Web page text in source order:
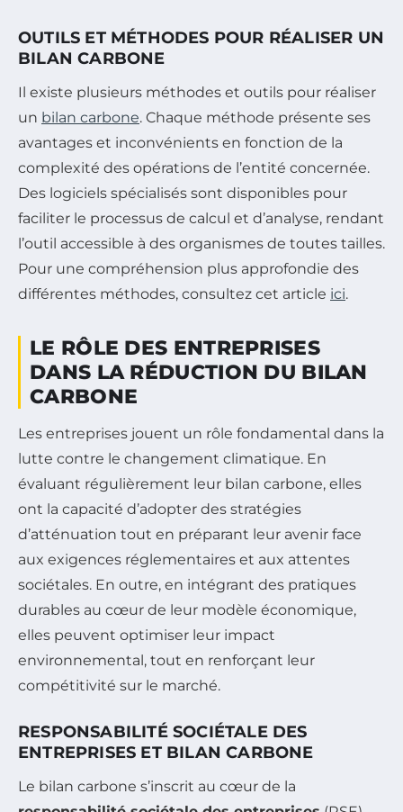
OUTILS ET MÉTHODES POUR RÉALISER UN
BILAN CARBONE
Il existe plusieurs méthodes et outils pour réaliser
un bilan carbone. Chaque méthode présente ses
avantages et inconvénients en fonction de la
complexité des opérations de l’entité concernée.
Des logiciels spécialisés sont disponibles pour
faciliter le processus de calcul et d’analyse, rendant
l’outil accessible à des organismes de toutes tailles.
Pour une compréhension plus approfondie des
différentes méthodes, consultez cet article ici.
LE RÔLE DES ENTREPRISES
DANS LA RÉDUCTION DU BILAN
CARBONE
Les entreprises jouent un rôle fondamental dans la
lutte contre le changement climatique. En
évaluant régulièrement leur bilan carbone, elles
ont la capacité d’adopter des stratégies
d’atténuation tout en préparant leur avenir face
aux exigences réglementaires et aux attentes
sociétales. En outre, en intégrant des pratiques
durables au cœur de leur modèle économique,
elles peuvent optimiser leur impact
environnemental, tout en renforçant leur
compétitivité sur le marché.
RESPONSABILITÉ SOCIÉTALE DES
ENTREPRISES ET BILAN CARBONE
Le bilan carbone s’inscrit au cœur de la